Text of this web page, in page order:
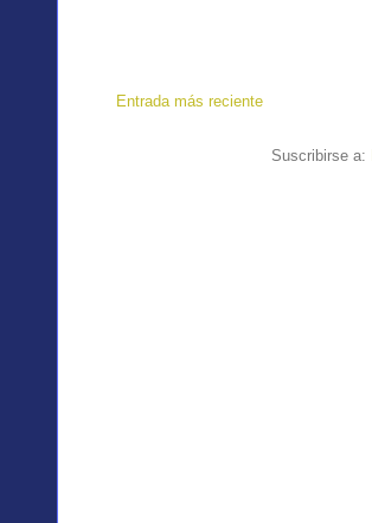
Entrada más reciente
Suscribirse a: